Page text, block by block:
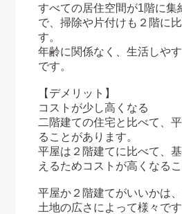
すべての居住空間が1階に集
で、掃除や片付けも２階に
す。
年齢に関係なく、生活しや
です。
【デメリット】
コストが少し高くなる
二階建ての住宅と比べて、
ることがあります。
平屋は２階建てに比べて、
えるためコストが高くなる
平屋か２階建てがいいかは
土地の広さによって様々です